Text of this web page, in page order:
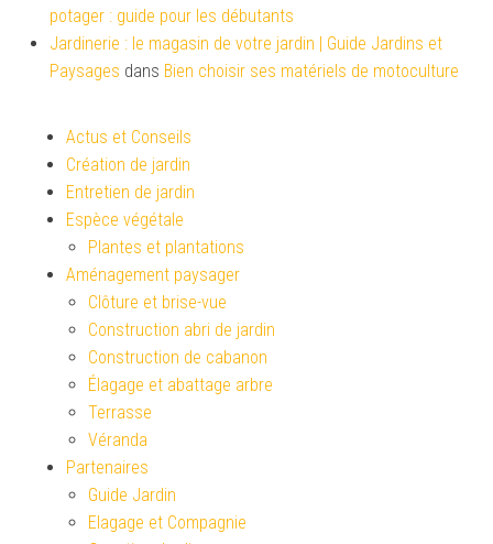
potager : guide pour les débutants
Jardinerie : le magasin de votre jardin | Guide Jardins et
Paysages dans Bien choisir ses matériels de motoculture
Actus et Conseils
Création de jardin
Entretien de jardin
Espèce végétale
Plantes et plantations
Aménagement paysager
Clôture et brise-vue
Construction abri de jardin
Construction de cabanon
Élagage et abattage arbre
Terrasse
Véranda
Partenaires
Guide Jardin
Elagage et Compagnie